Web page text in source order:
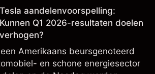
en technische analyse.
Tesla aandelenvoorspelling:
Kunnen Q1 2026-resultaten doelen
verhogen?
Amerikaans beursgenoteerd
en schone energiesector